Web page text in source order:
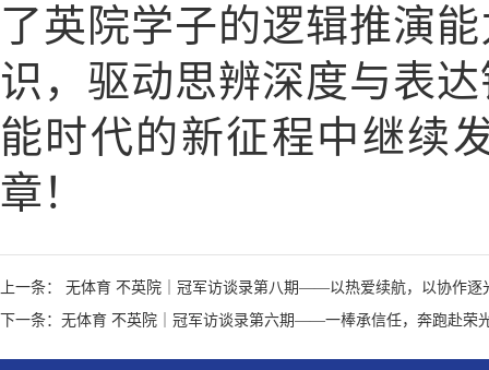
了英院学子的逻辑推演
识，驱动思辨深度与表
能时代的新征程中继续
章！
上一条： 无体育 不英院｜冠军访谈录第八期——以热爱续航，以协作逐
下一条：无体育 不英院｜冠军访谈录第六期——一棒承信任，奔跑赴荣